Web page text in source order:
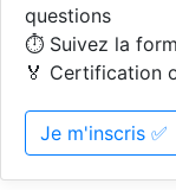
questions
⏱️ Suivez la
🏅 Certification
Je m'inscris ✅